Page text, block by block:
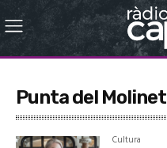
Punta del Molinet
Cultura